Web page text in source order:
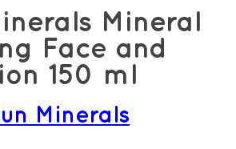
Mineral
Face and
150 ml
Minerals